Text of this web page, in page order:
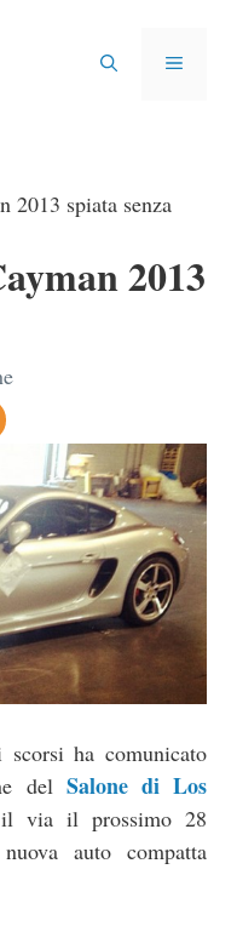
MENU
2013 spiata senza
2013
ha comunicato
del Salone di Los
il via il prossimo 28
auto compatta